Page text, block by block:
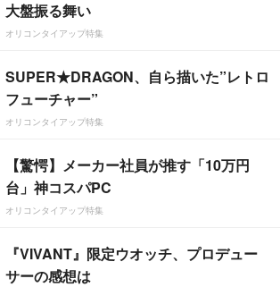
大盤振る舞い
オリコンタイアップ特集
SUPER★DRAGON、自ら描いた”レトロ
フューチャー”
オリコンタイアップ特集
【驚愕】メーカー社員が推す「10万円
台」神コスパPC
オリコンタイアップ特集
『VIVANT』限定ウオッチ、プロデュー
サーの感想は